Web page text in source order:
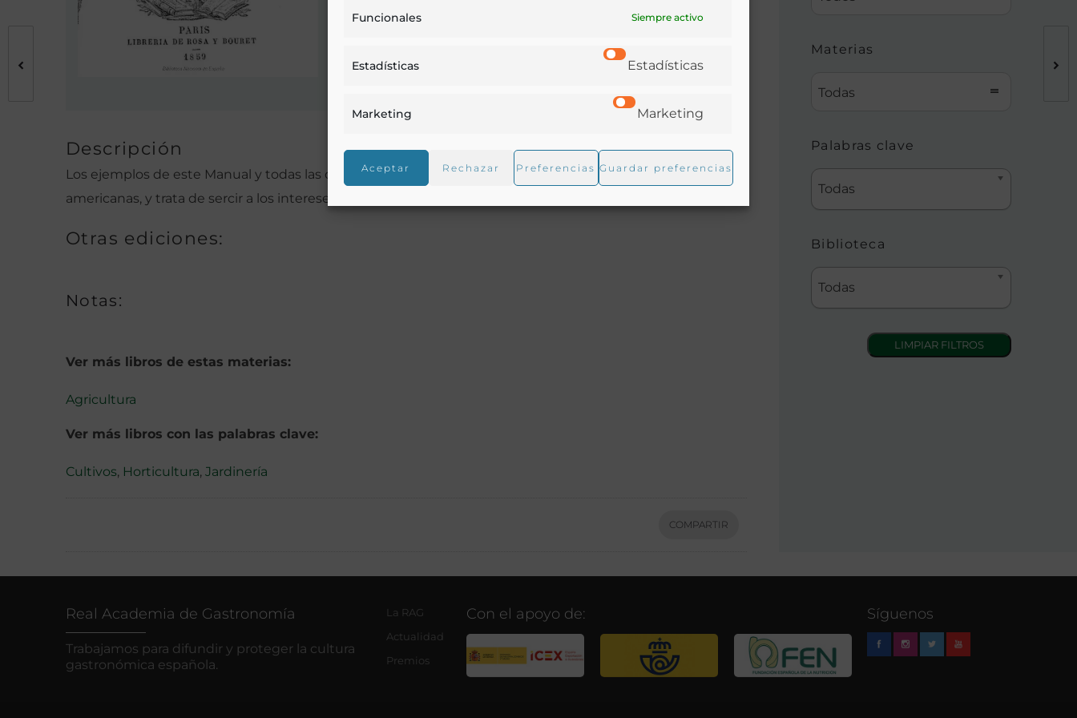
Funcionales Siempre activo
Estadísticas Estadísticas
Marketing Marketing
Aceptar Rechazar Preferencias Guardar preferencias
Descripción
Los ejemplos de este Manual y todas las descripciones teóricas ó prácticas son de especies vegetales
americanas, y trata de sercir a los intereses hispano-americanos
Otras ediciones:
Notas:
Ver más libros de estas materias:
Agricultura
Ver más libros con las palabras clave:
Cultivos, Horticultura, Jardinería
COMPARTIR
Materias
Todas
Palabras clave
Todas
Biblioteca
Todas
Real Academia de Gastronomía
Trabajamos para difundir y proteger la cultura
gastronómica española.
La RAG
Actualidad
Premios
Con el apoyo de: Síguenos